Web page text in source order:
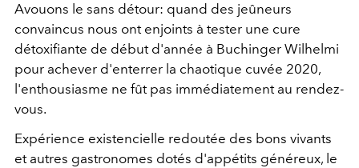
Avouons le sans détour: quand des jeûneurs
convaincus nous ont enjoints à tester une cure
détoxifiante de début d'année à Buchinger Wilhelmi
pour achever d'enterrer la chaotique cuvée 2020,
l'enthousiasme ne fût pas immédiatement au rendez-
vous.
Expérience existencielle redoutée des bons vivants
et autres gastronomes dotés d'appétits généreux, le